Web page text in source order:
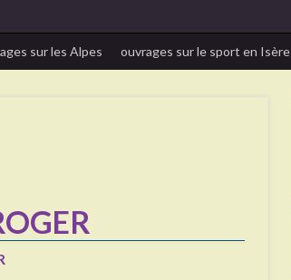
sur les Alpes ouvrages sur le sport en Isère